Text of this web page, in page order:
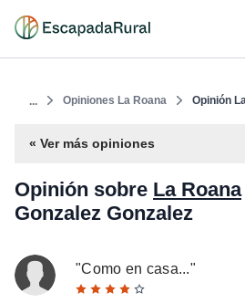
... Opiniones La Roana Opinión
« Ver más opiniones
Opinión sobre La Roana
Gonzalez Gonzalez
"Como en casa..."